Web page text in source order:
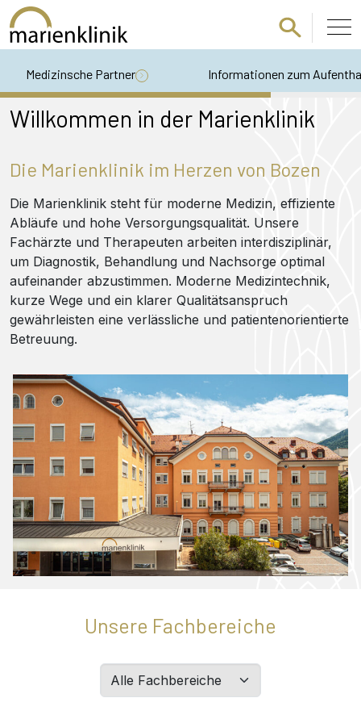
Zum Hauptinhalt springen
Medizinsche Partner Informationen zum
Willkommen in der Marienklinik
Die Marienklinik im Herzen von Bozen
Die Marienklinik steht für moderne Medizin, effiziente
Abläufe und hohe Versorgungsqualität. Unsere
Fachärzte und Therapeuten arbeiten interdisziplinär,
um Diagnostik, Behandlung und Nachsorge optimal
aufeinander abzustimmen. Moderne Medizintechnik,
kurze Wege und ein klarer Qualitätsanspruch
gewährleisten eine verlässliche und patientenorientierte
Betreuung.
Unsere Fachbereiche
Filtern